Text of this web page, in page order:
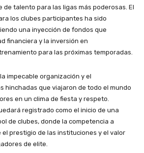
de talento para las ligas más poderosas. El
los clubes participantes ha sido
una inyección de fondos que
financiera y la inversión en
para las próximas temporadas.
impecable organización y el
hinchadas que viajaron de todo el mundo
en un clima de fiesta y respeto.
registrado como el inicio de una
de clubes, donde la competencia a
prestigio de las instituciones y el valor
de elite.